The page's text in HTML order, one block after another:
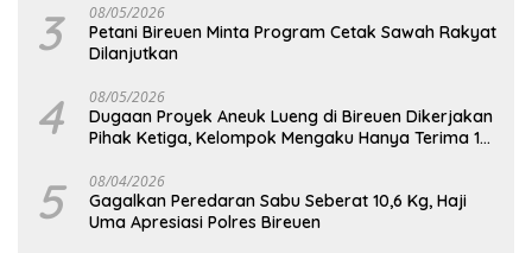
3 08/05/2026
Petani Bireuen Minta Program Cetak Sawah Rakyat
Dilanjutkan
4 08/05/2026
Dugaan Proyek Aneuk Lueng di Bireuen Dikerjakan
Pihak Ketiga, Kelompok Mengaku Hanya Terima 10
5 08/04/2026
Gagalkan Peredaran Sabu Seberat 10,6 Kg, Haji
Uma Apresiasi Polres Bireuen